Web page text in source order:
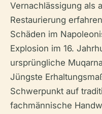
Vernachlässigung als
Restaurierung
Schäden im
Explosion im 16.
ursprüngliche
Jüngste
Schwerpunkt auf
fachmännische